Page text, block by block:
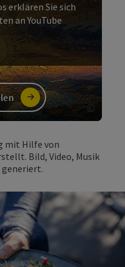
©
erklären Sie sich
an YouTube
mit Hilfe von
Bild, Video, Musik